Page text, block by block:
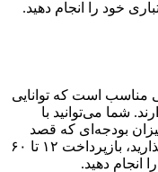
برای کسانی مناسب است که توانایی
شما می‌توانید با
بودجه‌ای که قصد
دارید هر ماه برای پرداخت اقساط کنار بگذارید، بازپرداخت ۱۲ تا ۶۰
انجام دهید.